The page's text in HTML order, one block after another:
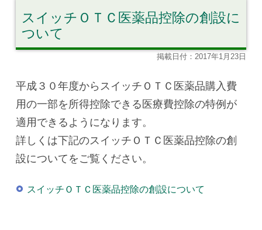
スイッチＯＴＣ医薬品控除の創設に
ついて
掲載日付：2017年1月23日
平成３０年度からスイッチＯＴＣ医薬品購入費
用の一部を所得控除できる医療費控除の特例が
適用できるようになります。
詳しくは下記のスイッチＯＴＣ医薬品控除の創
設についてをご覧ください。
スイッチＯＴＣ医薬品控除の創設について